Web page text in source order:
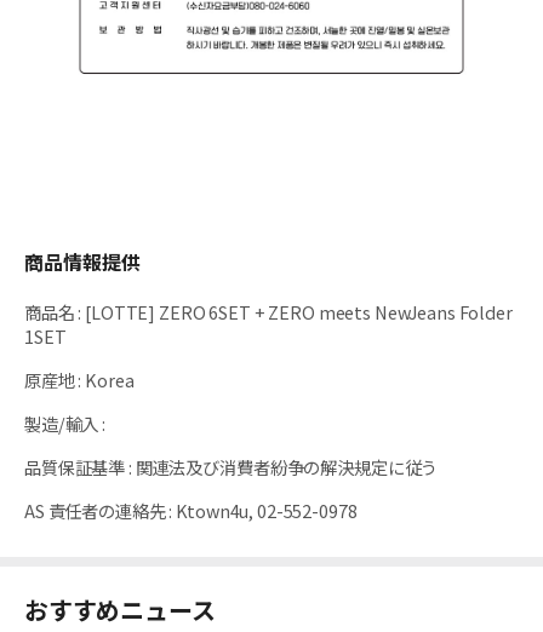
商品情報提供
商品名: [LOTTE] ZERO 6SET + ZERO meets NewJeans Folder
1SET
原産地: Korea
製造/輸入:
品質保証基準: 関連法及び消費者紛争の解決規定に従う
AS 責任者の連絡先: Ktown4u, 02-552-0978
おすすめニュース